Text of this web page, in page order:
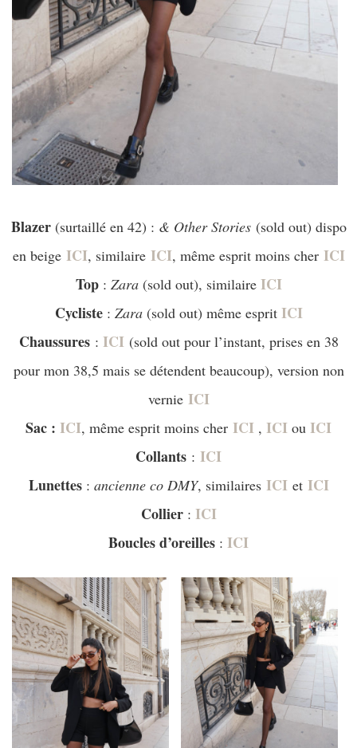
Blazer(surtaillé en 42) : & Other Stories(sold out) dispo
en beige ICI, similaire ICI, même esprit moins cher ICI
Top: Zara(sold out), similaire ICI
Cycliste: Zara(sold out) même esprit ICI
Chaussures : ICI(sold out pour l’instant, prises en 38
pour mon 38,5 mais se détendent beaucoup), version non
vernie ICI
Sac : ICI, même esprit moins cher ICI , ICI ou ICI
Collants : ICI
Lunettes: ancienne co DMY, similaires ICIet ICI
Collier: ICI
Boucles d’oreilles : ICI